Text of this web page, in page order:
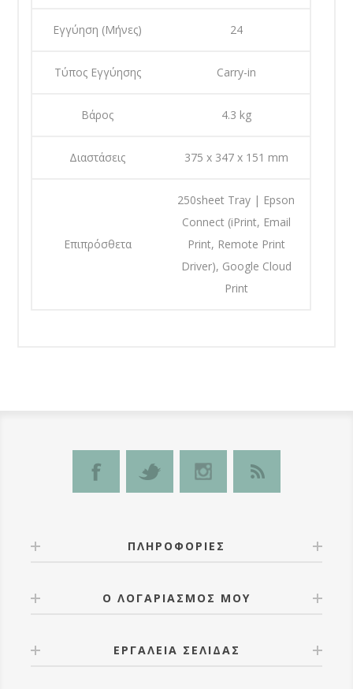
Εγγύηση (Μήνες) 24
Τύπος Εγγύησης Carry-in
Βάρος 4.3 kg
Διαστάσεις 375 x 347 x 151 mm
Επιπρόσθετα
250sheet Tray | Epson
Connect (iPrint, Email
Print, Remote Print
Driver), Google Cloud
Print
ΠΛΗΡΟΦΟΡΊΕΣ
Ο ΛΟΓΑΡΙΑΣΜΌΣ ΜΟΥ
ΕΡΓΑΛΕΊΑ ΣΕΛΊΔΑΣ